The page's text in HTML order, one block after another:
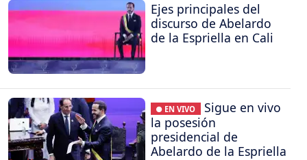
Ejes principales del
discurso de Abelardo
de la Espriella en Cali
● EN VIVO
Sigue en vivo
la posesión
presidencial de
Abelardo de la Espriella